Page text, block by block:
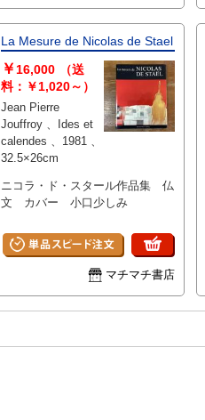
La Mesure de Nicolas de Stael
￥ 16,000
（送
料：￥1,020～）
Jean Pierre
Jouffroy 、Ides et
calendes 、1981 、
32.5×26cm
ニコラ・ド・スタール作品集 仏
文 カバー 小口少しみ
マチマチ書店